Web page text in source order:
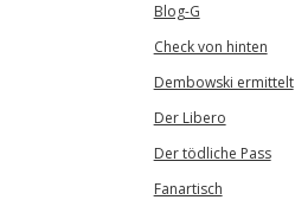
Blog-G
Check von hinten
Dembowski ermittelt
Der Libero
Der tödliche Pass
Fanartisch